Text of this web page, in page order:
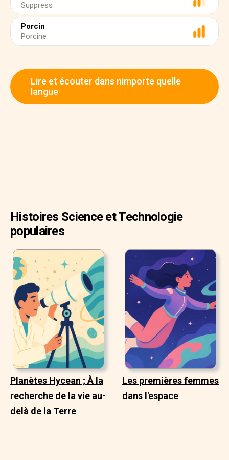
Suppress
Porcin
Porcine
Lire et écouter dans nimporte quelle
langue
Histoires Science et Technologie
populaires
Planètes Hycean ; À la
recherche de la vie au-
delà de la Terre
Les premières femmes
dans l'espace